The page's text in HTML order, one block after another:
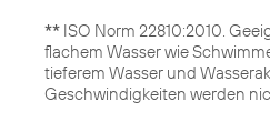
** ISO Norm 22810:2010.
flachem Wasser wie
tieferem Wasser und
Geschwindigkeiten werden